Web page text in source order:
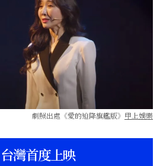
劇照出處《愛的迫降旗艦版》 甲上娛樂
灣首度上映